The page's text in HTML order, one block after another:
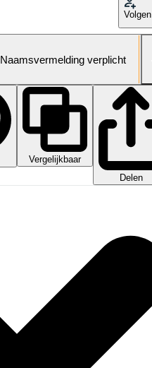
Volgen
Naamsvermelding verplicht
Vergelijkbaar
Delen